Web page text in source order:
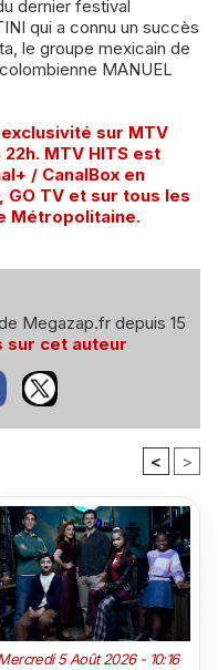
dernier festival
qui a connu un succès
le groupe mexicain de
MANUEL
sur MTV
MTV HITS est
/ CanalBox en
GO TV et sur tous les
Métropolitaine.
Megazap.fr depuis 15
sur cet auteur
< >
5 Août 2026 - 10:16